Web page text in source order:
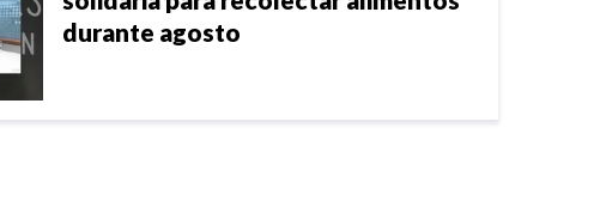
durante agosto